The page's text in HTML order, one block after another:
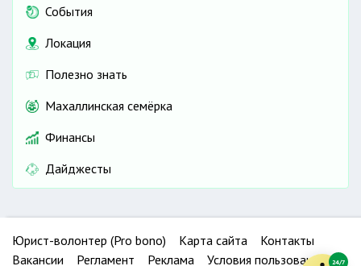
События
Локация
Полезно знать
Махаллинская семёрка
Финансы
Дайджесты
Юрист-волонтер (Pro bono) Карта сайта
Контакты
Вакансии
Регламент Реклама Условия пользования 24/7